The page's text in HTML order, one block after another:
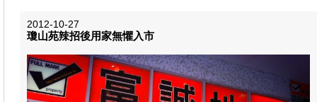
2012-10-27
瓊山苑辣招後用家無懼入市